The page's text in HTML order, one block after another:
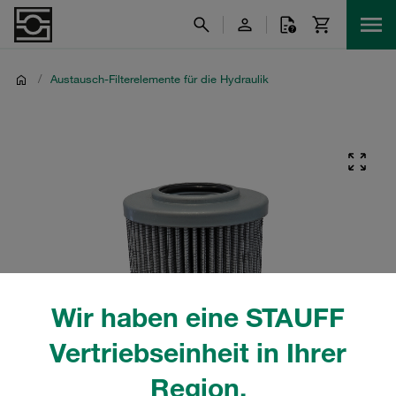
Wir haben eine STAUFF
Vertriebseinheit in Ihrer
Region.
/ Austausch-Filterelemente für die Hydraulik